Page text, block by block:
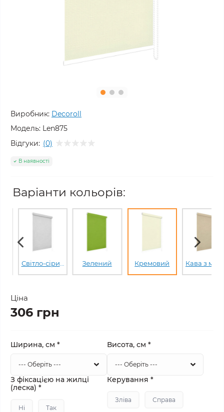
Виробник: Decoroll
Модель: Len875
Відгуки: (0)
В наявності
Варіанти кольорів:
Зелений Кремовий
Ціна
306 грн
Ширина, см * Висота, см *
З фіксацією на жилці
(леска) *
Ні Так
Керування *
Зліва Справа